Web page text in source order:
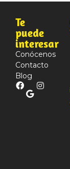
Te
puede
interesar
Conócenos
Contacto
Blog